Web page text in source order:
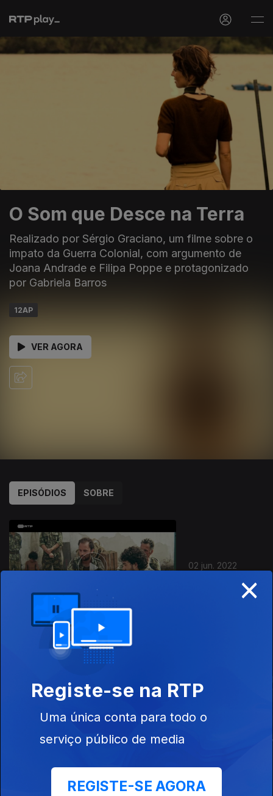
O Som que Desce na Terra
Realizado por Sérgio Graciano, um filme sobre o
impato da Guerra Colonial, com argumento de
Joana Andrade e Filipa Poppe e protagonizado
por Gabriela Barros
12AP
VER AGORA
EPISÓDIOS SOBRE
02 jun. 2022
621125
Este conteúdo faz parte de Cinema
Português
A Vida do Avesso Correr o Fado A Vida
×
Registe-se na RTP
Uma única conta para todo o
serviço público de media
REGISTE-SE AGORA